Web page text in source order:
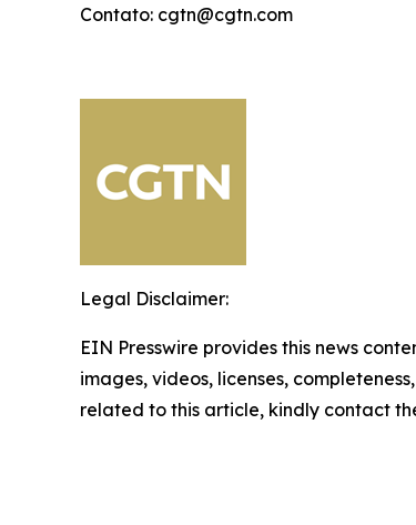
Contato: cgtn@cgtn.com
Legal Disclaimer:
EIN Presswire provides this news
images, videos, licenses,
related to this article, kindly contact